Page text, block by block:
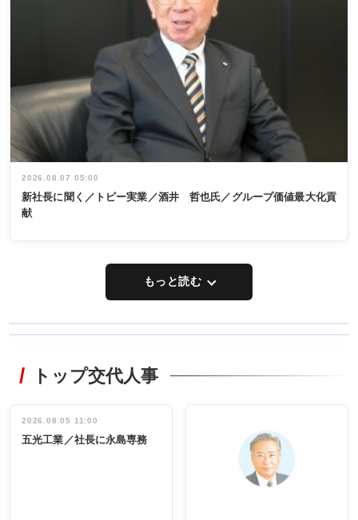
2026.08.07 05:00
新社長に聞く／トピー実業／酒井 哲也氏／グループ価値最大化貢
献
もっと読む
非鉄業界で
インタビュ
ー／社内ア
タックトレー
祝う 業界関
係者ら220人
出席
トップ交代人事
2026.08.05 11:00
五光工業／社長に永島専務